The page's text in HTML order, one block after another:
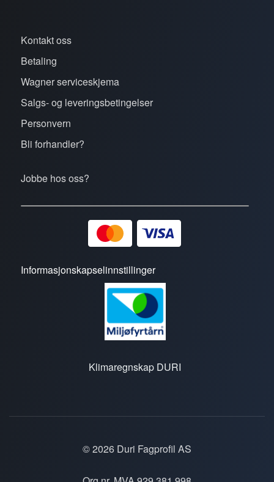
Kontakt oss
Betaling
Wagner serviceskjema
Salgs- og leveringsbetingelser
Personvern
Bli forhandler?
Jobbe hos oss?
Informasjonskapselinnstillinger
Klimaregnskap DURI
© 2026 Duri Fagprofil AS